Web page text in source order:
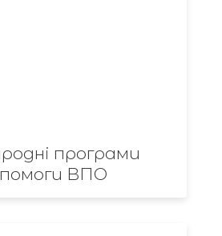
програми
ВПО